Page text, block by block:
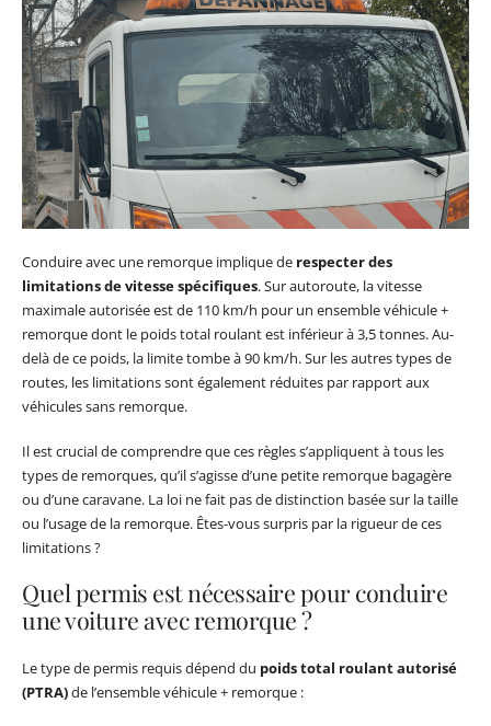
Conduire avec une remorque implique de respecter des
limitations de vitesse spécifiques. Sur autoroute, la vitesse
maximale autorisée est de 110 km/h pour un ensemble véhicule +
remorque dont le poids total roulant est inférieur à 3,5 tonnes. Au-
delà de ce poids, la limite tombe à 90 km/h. Sur les autres types de
routes, les limitations sont également réduites par rapport aux
véhicules sans remorque.
Il est crucial de comprendre que ces règles s’appliquent à tous les
types de remorques, qu’il s’agisse d’une petite remorque bagagère
ou d’une caravane. La loi ne fait pas de distinction basée sur la taille
ou l’usage de la remorque. Êtes-vous surpris par la rigueur de ces
limitations ?
Quel permis est nécessaire pour conduire
une voiture avec remorque ?
Le type de permis requis dépend du poids total roulant autorisé
(PTRA)de l’ensemble véhicule + remorque :